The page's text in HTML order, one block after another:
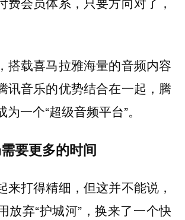
搭载喜马拉雅海量的音频内容
讯音乐的优势结合在一起，腾
一个“超级音频平台”。
要更多的时间
来打得精细，但这并不能说，
放弃“护城河”，换来了一个快